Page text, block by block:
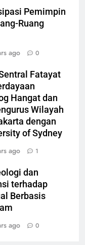
Pemimpin
Ruang
ago 0
Fatayat
Hangat dan
Wilayah
dengan
of Sydney
ago 1
dan
terhadap
Berbasis
ago 0